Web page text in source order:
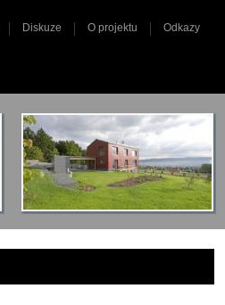
Diskuze O projektu Odkazy